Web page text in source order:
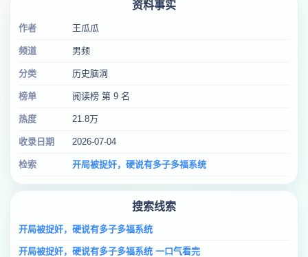
资料事实
作者 王瓜瓜
频道 男频
分类 历史脑洞
榜单 阅读榜 第 9 名
热度 21.8万
收录日期 2026-07-04
检索 开局被捉奸，硬说有多子多福系统
搜索线索
开局被捉奸，硬说有多子多福系统
开局被捉奸，硬说有多子多福系统 一口气看完